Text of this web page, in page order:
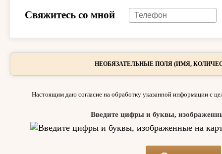
Свяжитесь со мной
НЕОБЯЗАТЕЛЬНЫЕ ПОЛЯ (ИМЯ,
Настоящим даю согласие на обработку указанной информации с
Введите цифры и буквы,